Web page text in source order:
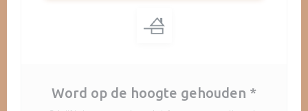
Word op de hoogte gehouden *